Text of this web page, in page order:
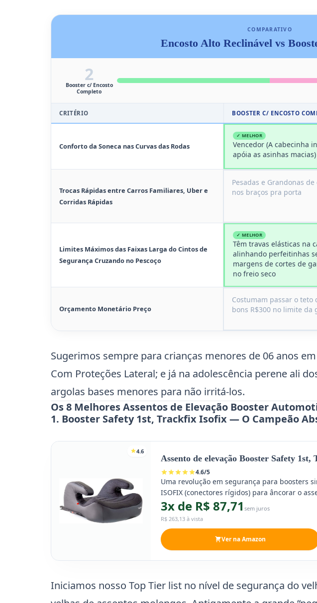
COMPARATIVO
Encosto Alto Reclinável vs
2
Booster c/ Encosto
Completo
CRITÉRIO BOOSTER C/ ENCOSTO
Conforto da Soneca nas Curvas das Rodas
✓ MELHOR
Vencedor (A cabecinha
apóia as asinhas macias)
Trocas Rápidas entre Carros Familiares, Uber e
Corridas Rápidas
Pesadas e Grandonas
nos braços pra porta
Limites Máximos das Faixas Larga do Cintos de
Segurança Cruzando no Pescoço
✓ MELHOR
Têm travas elásticas na
alinhando perfeitinhas
margens de cortes de
no freio seco
Orçamento Monetário Preço
Costumam passar o teto
bons R$300 no limite da
Sugerimos sempre para crianças menores de 06 anos
Com Proteções Lateral; e já na adolescência perene ali
argolas bases menores para não irritá-los.
Os 8 Melhores Assentos de Elevação Booster
1. Booster Safety 1st, Trackfix Isofix — O Campeão
4.6
Assento de elevação Booster Safety
4.6/5
Uma revolução em segurança para boosters
ISOFIX (conectores rígidos) para âncorar o
na cabine em caso de freadas quando a
3x de R$ 87,71 sem juros
R$ 263,13 à vista
Ver na Amazon
Iniciamos nosso Top Tier list no nível de segurança do